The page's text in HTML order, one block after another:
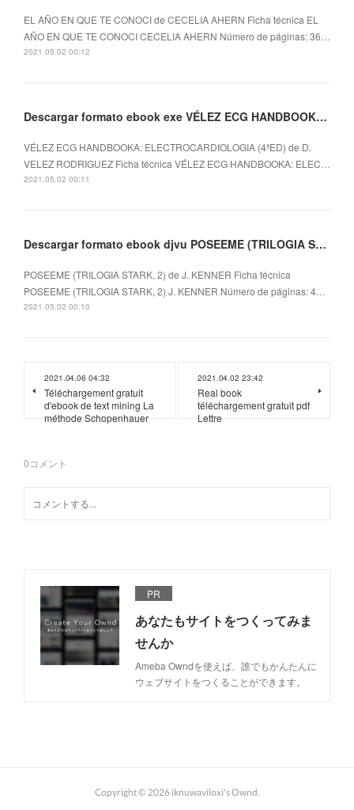
EL AÑO EN QUE TE CONOCI de CECELIA AHERN Ficha técnica EL
AÑO EN QUE TE CONOCI CECELIA AHERN Número de páginas: 36…
2021.05.02 00:12
Descargar formato ebook exe VÉLEZ ECG HANDBOOKA: ELECTROCARDIOLOGIA (4ªED)
VÉLEZ ECG HANDBOOKA: ELECTROCARDIOLOGIA (4ªED) de D.
VELEZ RODRIGUEZ Ficha técnica VÉLEZ ECG HANDBOOKA: ELEC…
2021.05.02 00:11
Descargar formato ebook djvu POSEEME (TRILOGIA STARK, 2) in Spanish de J. KENNER 9788490329399
POSEEME (TRILOGIA STARK, 2) de J. KENNER Ficha técnica
POSEEME (TRILOGIA STARK, 2) J. KENNER Número de páginas: 4…
2021.05.02 00:10
2021.04.06 04:32
Téléchargement gratuit
d'ebook de text mining La
méthode Schopenhauer
2021.04.02 23:42
Real book
téléchargement gratuit pdf
Lettre
0コメント
PR
あなたもサイトをつくってみま
せんか
Ameba Owndを使えば、誰でもかんたんに
ウェブサイトをつくることができます。
Copyright © 2026 iknuwaviloxi's Ownd.